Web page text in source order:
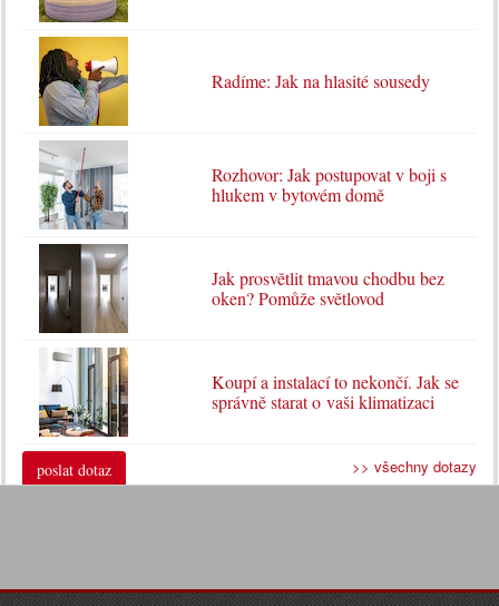
Radíme: Jak na hlasité sousedy
Rozhovor: Jak postupovat v boji s
hlukem v bytovém domě
Jak prosvětlit tmavou chodbu bez
oken? Pomůže světlovod
Koupí a instalací to nekončí. Jak se
správně starat o vaši klimatizaci
poslat dotaz >> všechny dotazy